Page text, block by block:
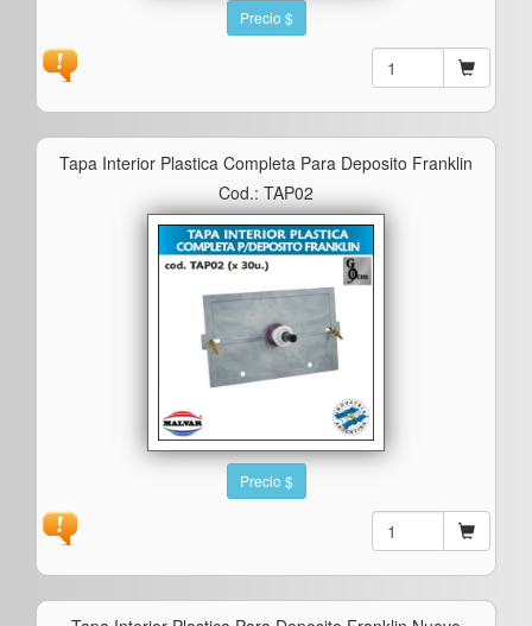
Precio $
Tapa Interior Plastica Completa Para Deposito Franklin
Cod.: TAP02
Precio $